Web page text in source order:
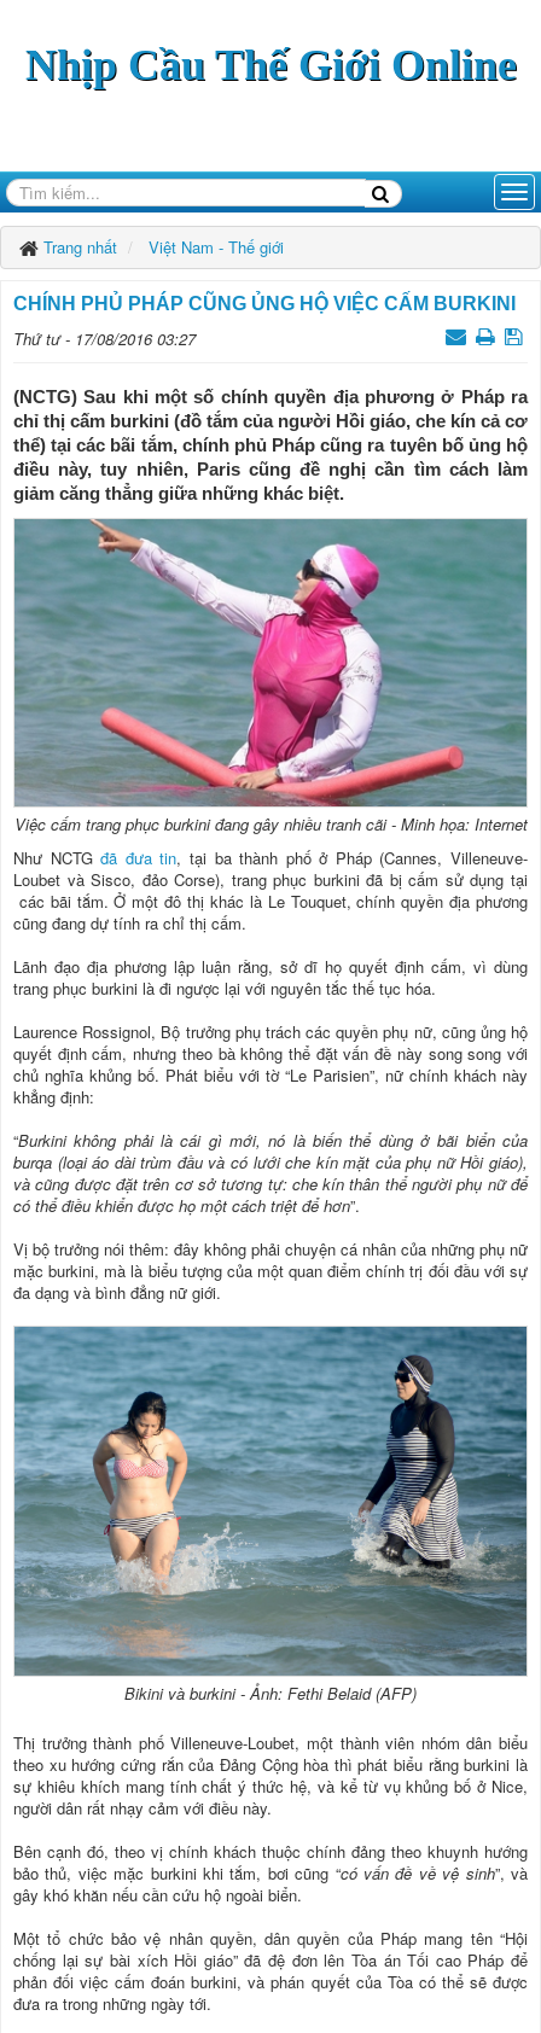
Nhịp Cầu Thế Giới Online
Trang nhất Việt Nam - Thế giới
CHÍNH PHỦ PHÁP CŨNG ỦNG HỘ VIỆC CẤM BURKINI
Thứ tư - 17/08/2016 03:27
(NCTG) Sau khi một số chính quyền địa phương ở Pháp ra
chỉ thị cấm burkini (đồ tắm của người Hồi giáo, che kín cả cơ
thể) tại các bãi tắm, chính phủ Pháp cũng ra tuyên bố ủng hộ
điều này, tuy nhiên, Paris cũng đề nghị cần tìm cách làm
giảm căng thẳng giữa những khác biệt.
Việc cấm trang phục burkini đang gây nhiều tranh cãi - Minh họa: Internet
Như NCTGđã đưa tin, tại ba thành phố ở Pháp (Cannes, Villeneuve-
Loubet và Sisco, đảo Corse), trang phục burkini đã bị cấm sử dụng tại
các bãi tắm. Ở một đô thị khác là Le Touquet, chính quyền địa phương
cũng đang dự tính ra chỉ thị cấm.
Lãnh đạo địa phương lập luận rằng, sở dĩ họ quyết định cấm, vì dùng
trang phục burkini là đi ngược lại với nguyên tắc thế tục hóa.
Laurence Rossignol, Bộ trưởng phụ trách các quyền phụ nữ, cũng ủng hộ
quyết định cấm, nhưng theo bà không thể đặt vấn đề này song song với
chủ nghĩa khủng bố. Phát biểu với tờ “Le Parisien”, nữ chính khách này
khẳng định:
“Burkini không phải là cái gì mới, nó là biến thể dùng ở bãi biển của
burqa (loại áo dài trùm đầu và có lưới che kín mặt của phụ nữ Hồi giáo),
và cũng được đặt trên cơ sở tương tự: che kín thân thể người phụ nữ để
có thể điều khiển được họ một cách triệt để hơn”.
Vị bộ trưởng nói thêm: đây không phải chuyện cá nhân của những phụ nữ
mặc burkini, mà là biểu tượng của một quan điểm chính trị đối đầu với sự
đa dạng và bình đẳng nữ giới.
Bikini và burkini - Ảnh: Fethi Belaid (AFP)
Thị trưởng thành phố Villeneuve-Loubet, một thành viên nhóm dân biểu
theo xu hướng cứng rắn của Đảng Cộng hòa thì phát biểu rằng burkini là
sự khiêu khích mang tính chất ý thức hệ, và kể từ vụ khủng bố ở Nice,
người dân rất nhạy cảm với điều này.
Bên cạnh đó, theo vị chính khách thuộc chính đảng theo khuynh hướng
bảo thủ, việc mặc burkini khi tắm, bơi cũng “có vấn đề về vệ sinh”, và
gây khó khăn nếu cần cứu hộ ngoài biển.
Một tổ chức bảo vệ nhân quyền, dân quyền của Pháp mang tên “Hội
chống lại sự bài xích Hồi giáo” đã đệ đơn lên Tòa án Tối cao Pháp để
phản đối việc cấm đoán burkini, và phán quyết của Tòa có thể sẽ được
đưa ra trong những ngày tới.